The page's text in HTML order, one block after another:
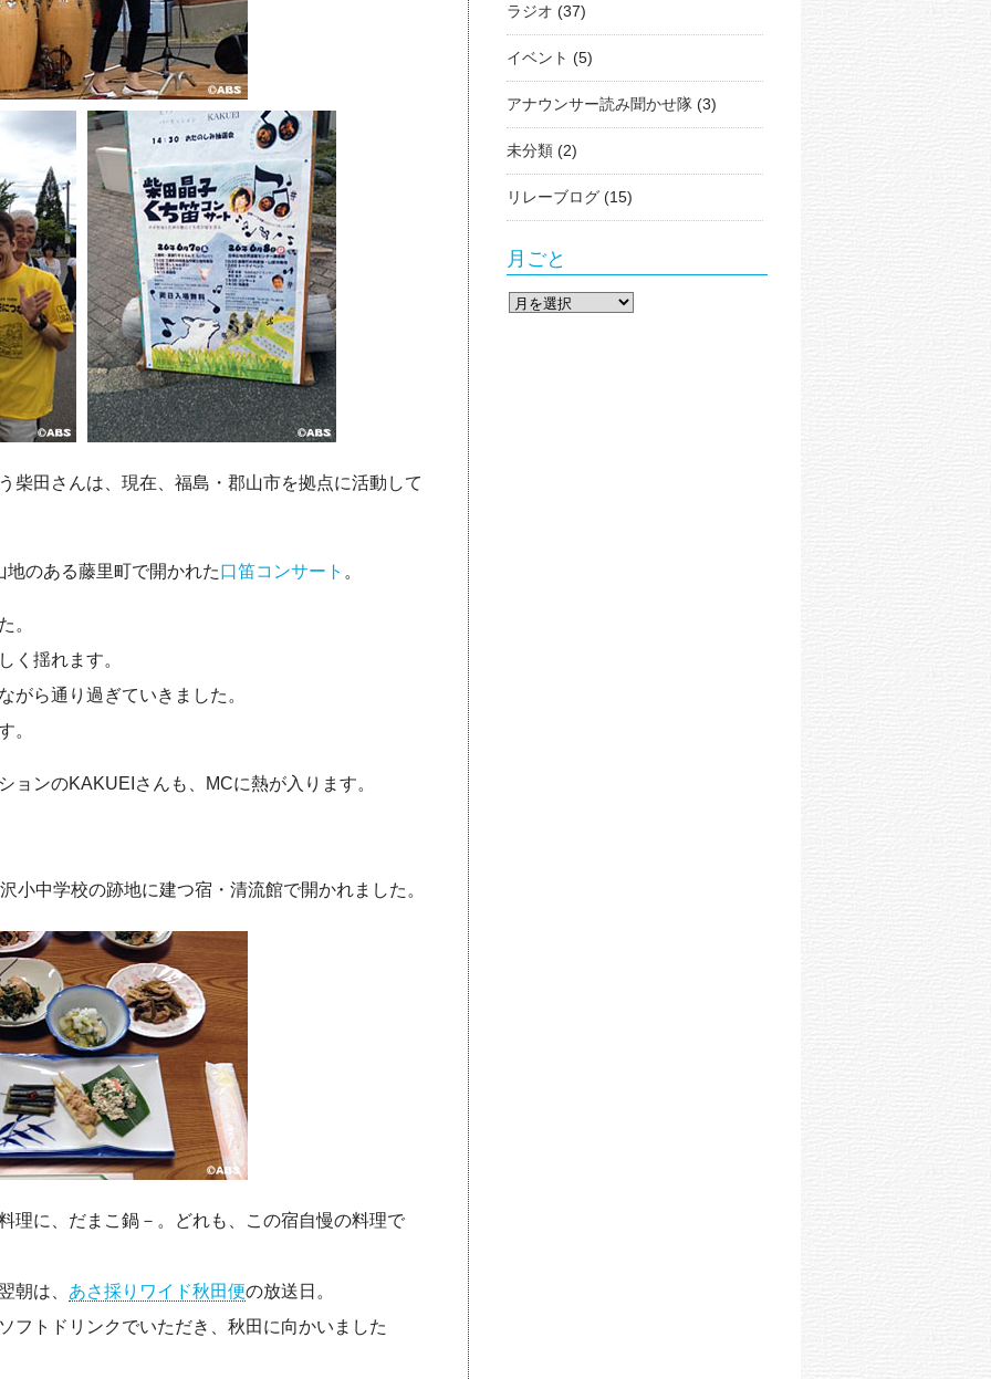
柴田さんは、現在、福島・郡山市を拠点に活動して
のある藤里町で開かれた口笛コンサート 。
。
く揺れます。
がら通り過ぎていきました。
。
ョンのKAKUEIさんも、MCに熱が入ります。
小中学校の跡地に建つ宿・清流館で開かれました。
理に、だまこ鍋－。どれも、この宿自慢の料理で
朝は、 あさ採りワイド秋田便の放送日。
フトドリンクでいただき、秋田に向かいました
ラジオ (37)
イベント (5)
アナウンサー読み聞かせ隊 (3)
未分類 (2)
リレーブログ (15)
月ごと